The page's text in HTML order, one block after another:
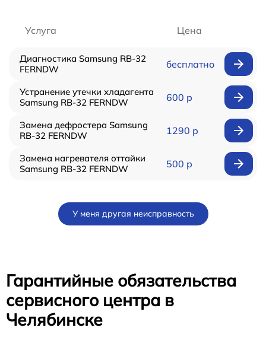
Услуга Цена
Диагностика Samsung RB-32
FERNDW
бесплатно
Устранение утечки хладагента
Samsung RB-32 FERNDW
600 р
Замена дефростера Samsung
RB-32 FERNDW
1290 р
Замена нагревателя оттайки
Samsung RB-32 FERNDW
500 р
У меня другая неисправность
Гарантийные обязательства
сервисного центра в
Челябинске